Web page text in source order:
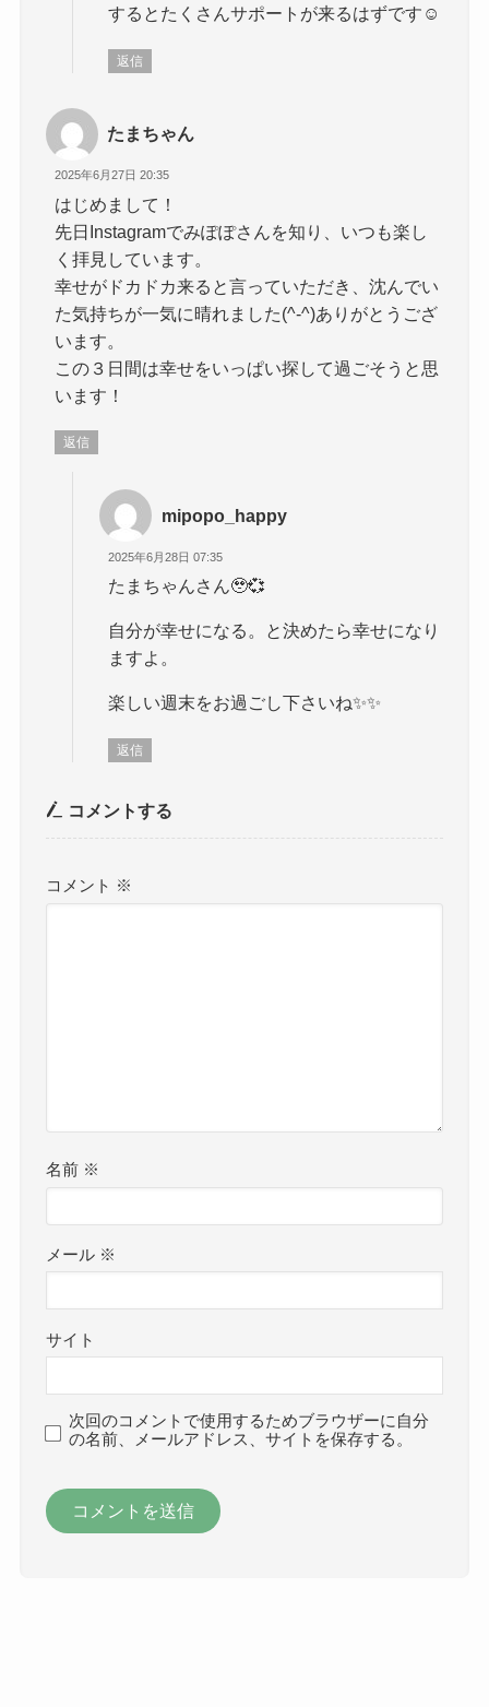
するとたくさんサポートが来るはずです☺️
返信
たまちゃん
2025年6月27日 20:35
はじめまして！
先日Instagramでみぽぽさんを知り、いつも楽し
く拝見しています。
幸せがドカドカ来ると言っていただき、沈んでい
た気持ちが一気に晴れました(^-^)ありがとうござ
います。
この３日間は幸せをいっぱい探して過ごそうと思
います！
返信
mipopo_happy
2025年6月28日 07:35
たまちゃんさん🥹💞
自分が幸せになる。と決めたら幸せになり
ますよ。
楽しい週末をお過ごし下さいね✨️✨️
返信
コメントする
コメント ※
名前 ※
メール ※
サイト
次回のコメントで使用するためブラウザーに自分
の名前、メールアドレス、サイトを保存する。